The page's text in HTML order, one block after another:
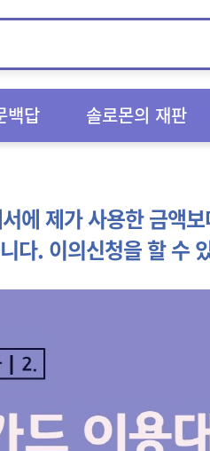
백답 솔로몬의 재판
에 제가 사용한 금액
다. 이의신청을 할 수